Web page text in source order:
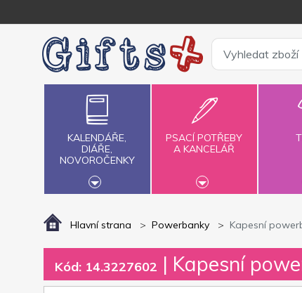
KALENDÁŘE,
DIÁŘE,
NOVOROČENKY
PSACÍ POTŘEBY
A KANCELÁŘ
Hlavní strana Powerbanky Kapesní
Kód: 14.3227602 | Kapesní